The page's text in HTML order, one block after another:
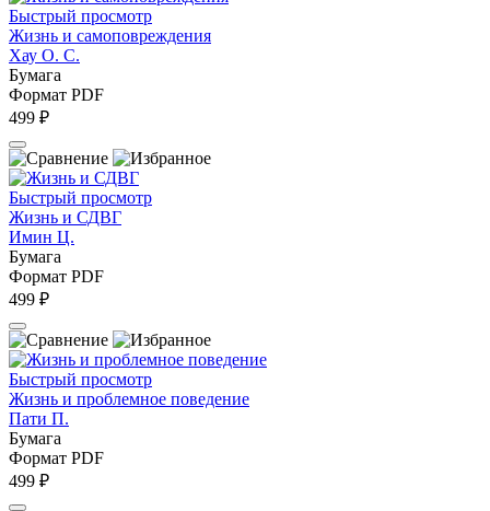
Быстрый просмотр
Жизнь и самоповреждения
Хау О. С.
Бумага
Формат PDF
499 ₽
Быстрый просмотр
Жизнь и СДВГ
Имин Ц.
Бумага
Формат PDF
499 ₽
Быстрый просмотр
Жизнь и проблемное поведение
Пати П.
Бумага
Формат PDF
499 ₽